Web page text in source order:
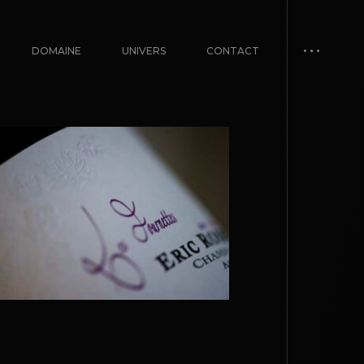
DOMAINE UNIVERS CONTACT